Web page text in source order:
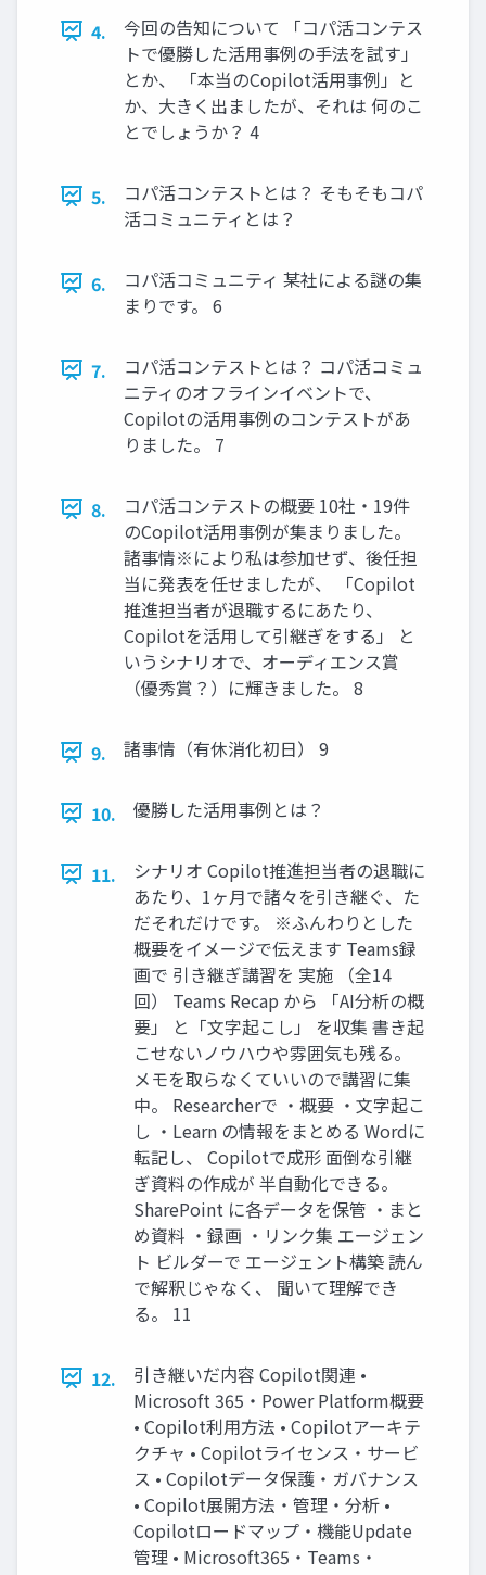
4.
今回の告知について 「コパ活コンテス
トで優勝した活用事例の手法を試す」
とか、 「本当のCopilot活用事例」と
か、大きく出ましたが、それは 何のこ
とでしょうか？ 4
5.
コパ活コンテストとは？ そもそもコパ
活コミュニティとは？
6.
コパ活コミュニティ 某社による謎の集
まりです。 6
7.
コパ活コンテストとは？ コパ活コミュ
ニティのオフラインイベントで、
Copilotの活用事例のコンテストがあ
りました。 7
8.
コパ活コンテストの概要 10社・19件
のCopilot活用事例が集まりました。
諸事情※により私は参加せず、後任担
当に発表を任せましたが、 「Copilot
推進担当者が退職するにあたり、
Copilotを活用して引継ぎをする」 と
いうシナリオで、オーディエンス賞
（優秀賞？）に輝きました。 8
9. 諸事情（有休消化初日） 9
10. 優勝した活用事例とは？
11.
シナリオ Copilot推進担当者の退職に
あたり、1ヶ月で諸々を引き継ぐ、た
だそれだけです。 ※ふんわりとした
概要をイメージで伝えます Teams録
画で 引き継ぎ講習を 実施 （全14
回） Teams Recap から 「AI分析の概
要」 と「文字起こし」 を収集 書き起
こせないノウハウや雰囲気も残る。
メモを取らなくていいので講習に集
中。 Researcherで ・概要 ・文字起こ
し ・Learn の情報をまとめる Wordに
転記し、 Copilotで成形 面倒な引継
ぎ資料の作成が 半自動化できる。
SharePoint に各データを保管 ・まと
め資料 ・録画 ・リンク集 エージェン
ト ビルダーで エージェント構築 読ん
で解釈じゃなく、 聞いて理解でき
る。 11
12.
引き継いだ内容 Copilot関連 •
Microsoft 365・Power Platform概要
• Copilot利用方法 • Copilotアーキテ
クチャ • Copilotライセンス・サービ
ス • Copilotデータ保護・ガバナンス
• Copilot展開方法・管理・分析 •
Copilotロードマップ・機能Update
管理 • Microsoft365・Teams・